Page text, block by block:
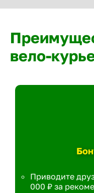
вело-
Приводите
000 ₽ за